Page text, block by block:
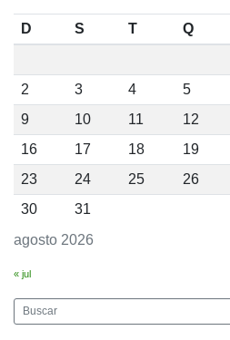
agosto 2026
D S T Q
2
3 4 5
9
10 11 12
16
17 18 19
23
24 25 26
30
31
« jul